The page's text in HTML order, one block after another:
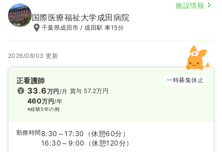
施設情報
国際医療福祉大学成田病院
千葉県成田市 / 成田駅 車15分
2026/08/03 更新
正看護師 一時募集休止
33.6万円/月
460万円/年
※経験5年の例
賞与 57.2万円
勤務時間 8:30～17:30
（休憩60分）
16:30～9:00
（休憩120分）